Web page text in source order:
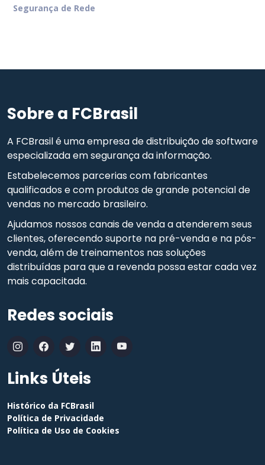
Segurança de Rede
Sobre a FCBrasil
A FCBrasil é uma empresa de distribuição de software
especializada em segurança da informação.
Estabelecemos parcerias com fabricantes
qualificados e com produtos de grande potencial de
vendas no mercado brasileiro.
Ajudamos nossos canais de venda a atenderem seus
clientes, oferecendo suporte na pré-venda e na pós-
venda, além de treinamentos nas soluções
distribuídas para que a revenda possa estar cada vez
mais capacitada.
Redes sociais
Links Úteis
Histórico da FCBrasil
Política de Privacidade
Política de Uso de Cookies